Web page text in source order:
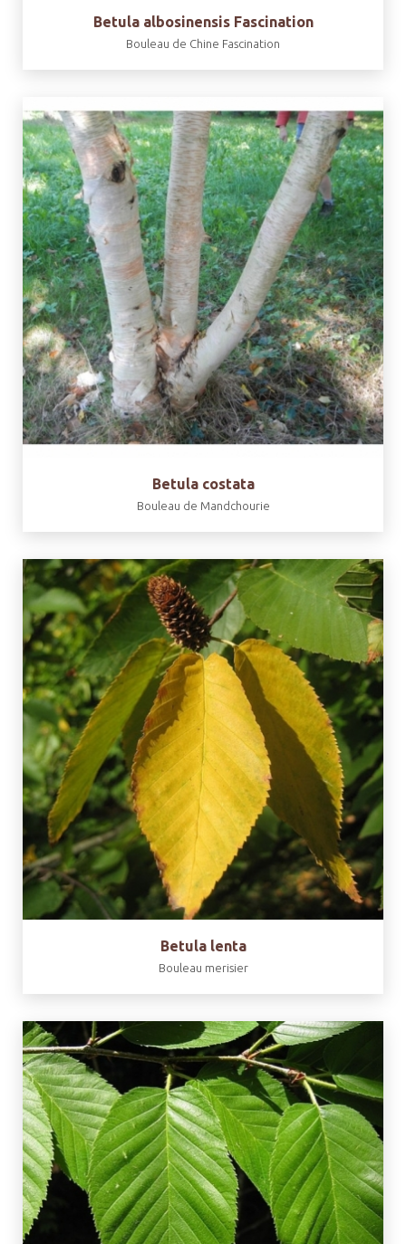
Betula albosinensis Fascination
Bouleau de Chine Fascination
Betula costata
Bouleau de Mandchourie
Betula lenta
Bouleau merisier